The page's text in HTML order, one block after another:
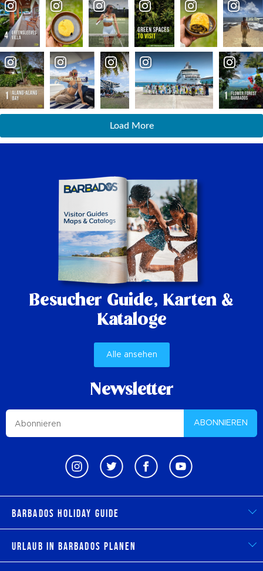
Load More
Besucher Guide, Karten &
Kataloge
Alle ansehen
Newsletter
ABONNIEREN
Barbados Holiday Guide
Urlaub in Barbados planen